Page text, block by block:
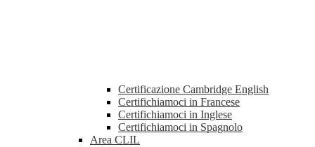
Certificazione Cambridge English
Certifichiamoci in Francese
Certifichiamoci in Inglese
Certifichiamoci in Spagnolo
Area CLIL